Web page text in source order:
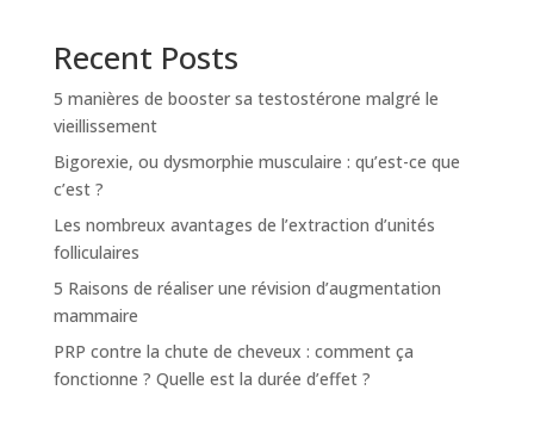
Recent Posts
5 manières de booster sa testostérone malgré le
vieillissement
Bigorexie, ou dysmorphie musculaire : qu’est-ce que
c’est ?
Les nombreux avantages de l’extraction d’unités
folliculaires
5 Raisons de réaliser une révision d’augmentation
mammaire
PRP contre la chute de cheveux : comment ça
fonctionne ? Quelle est la durée d’effet ?